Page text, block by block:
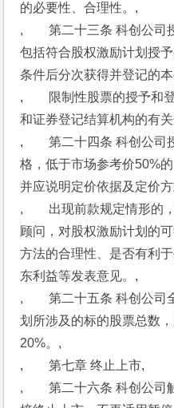
的必要性、合理性。,
,　　第二十三条 科创公司
包括符合股权激励计划授
条件后分次获得并登记的
,　　限制性股票的授予和
和证券登记结算机构的有
,　　第二十四条 科创公
格，低于市场参考价50%
并应说明定价依据及定价
,　　出现前款规定情形的
顾问，对股权激励计划的
方法的合理性、是否有利
东利益等发表意见。,
,　　第二十五条 科创公
划所涉及的标的股票总数
20%。,
,　　第七章 终止上市,
,　　第二十六条 科创公